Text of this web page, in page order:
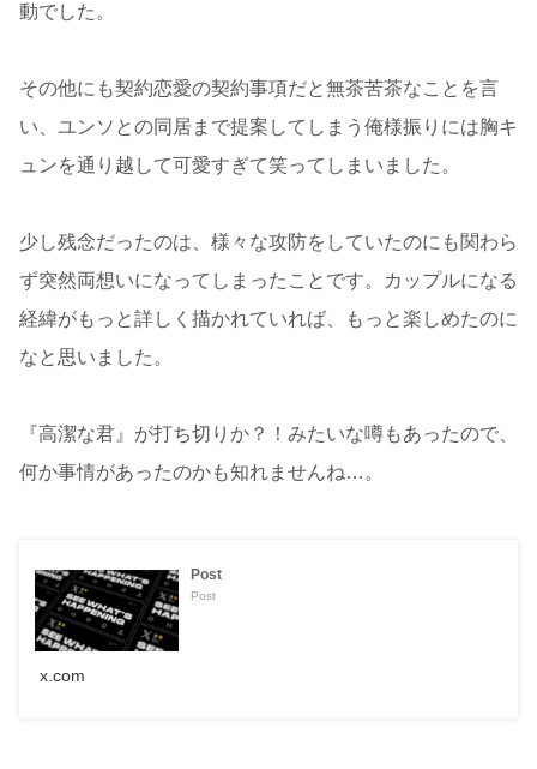
動でした。
その他にも契約恋愛の契約事項だと無茶苦茶なことを言
い、ユンソとの同居まで提案してしまう俺様振りには胸キ
ュンを通り越して可愛すぎて笑ってしまいました。
少し残念だったのは、様々な攻防をしていたのにも関わら
ず突然両想いになってしまったことです。カップルになる
経緯がもっと詳しく描かれていれば、もっと楽しめたのに
なと思いました。
『高潔な君』が打ち切りか？！みたいな噂もあったので、
何か事情があったのかも知れませんね…。
Post
Post
x.com